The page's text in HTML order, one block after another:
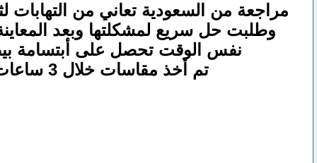
مراجعة من السعودية تعاني من التهابات
وطلبت حل سريع لمشكلتها وبعد
نفس الوقت تحصل على أبتسامة
تم أخذ مقاسات خلال 3 ساعات وبعد اسبوع تم تركيب هذه الأبتسامة الرائعة والمصنوعة من زيركون اللافا .